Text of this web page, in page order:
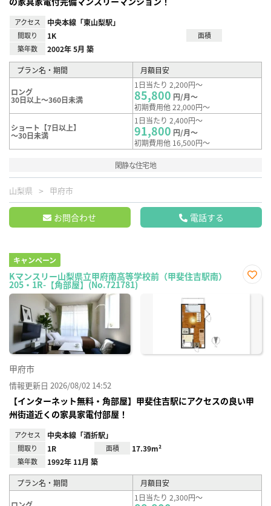
アクセス 中央本線「東山梨駅」
間取り 1K
面積
築年数
2002年 5月 築
プラン名・期間 月額目安
ロング
30日以上～360日未満
1日当たり 2,200円～
85,800 円/月～
初期費用他 22,000円～
ショート【7日以上】
～30日未満
1日当たり 2,400円～
91,800 円/月～
初期費用他 16,500円～
閑静な住宅地
山梨県 甲府市
お問合わせ 電話する
キャンペーン
Kマンスリー山梨県立甲府南高等学校前（甲斐住吉駅南）
205・1R-【角部屋】(No.721781)
に入
甲府市
情報更新日 2026/08/02 14:52
【インターネット無料・角部屋】甲斐住吉駅にアクセスの良い甲
州街道近くの家具家電付部屋！
アクセス 中央本線「酒折駅」
間取り 1R 面積 17.39m²
築年数 1992年 11月 築
プラン名・期間 月額目安
1日当たり 2,300円～